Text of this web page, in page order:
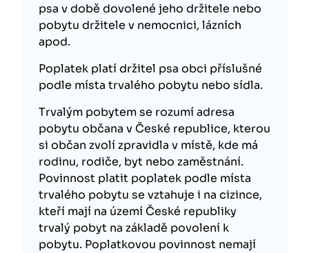
psa v době dovolené jeho držitele nebo
pobytu držitele v nemocnici, lázních
apod.
Poplatek platí držitel psa obci příslušné
podle místa trvalého pobytu nebo sídla.
Trvalým pobytem se rozumí adresa
pobytu občana v České republice, kterou
si občan zvolí zpravidla v místě, kde má
rodinu, rodiče, byt nebo zaměstnání.
Povinnost platit poplatek podle místa
trvalého pobytu se vztahuje i na cizince,
kteří mají na území České republiky
trvalý pobyt na základě povolení k
pobytu. Poplatkovou povinnost nemají